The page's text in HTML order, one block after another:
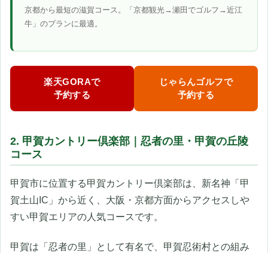
京都から最短の滋賀コース。「京都観光→瀬田でゴルフ→近江
牛」のプランに最適。
楽天GORAで
予約する
じゃらんゴルフで
予約する
2. 甲賀カントリー倶楽部｜忍者の里・甲賀の丘陵
コース
甲賀市に位置する甲賀カントリー倶楽部は、新名神「甲
賀土山IC」から近く、大阪・京都方面からアクセスしや
すい甲賀エリアの人気コースです。
甲賀は「忍者の里」として有名で、甲賀忍術村との組み